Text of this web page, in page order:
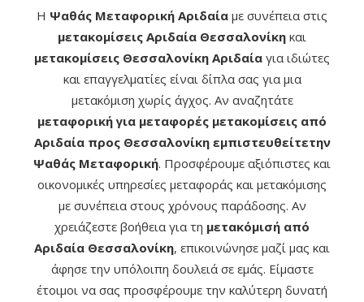
Η Ψαθάς Μεταφορική Αριδαία με συνέπεια στις
μετακομίσεις Αριδαία Θεσσαλονίκη και
μετακομίσεις Θεσσαλονίκη Αριδαία για ιδιώτες
και επαγγελματίες είναι δίπλα σας για μια
μετακόμιση χωρίς άγχος. Αν αναζητάτε
μεταφορική για μεταφορές μετακομίσεις από
Αριδαία προς Θεσσαλονίκη εμπιστευθείτετην
Ψαθάς Μεταφορική. Προσφέρουμε αξιόπιστες και
οικονομικές υπηρεσίες μεταφοράς και μετακόμισης
με συνέπεια στους χρόνους παράδοσης. Αν
χρειάζεστε βοήθεια για τη μετακόμισή από
Αριδαία Θεσσαλονίκη, επικοινώνησε μαζί μας και
άφησε την υπόλοιπη δουλειά σε εμάς. Είμαστε
έτοιμοι να σας προσφέρουμε την καλύτερη δυνατή